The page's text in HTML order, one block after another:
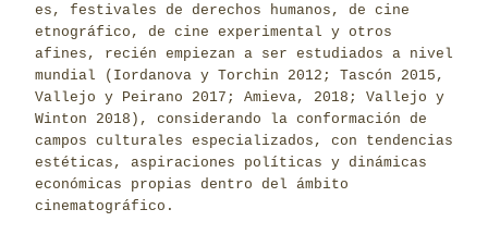
es, festivales de derechos humanos, de cine
etnográfico, de cine experimental y otros
afines, recién empiezan a ser estudiados a nivel
mundial (Iordanova y Torchin 2012; Tascón 2015,
Vallejo y Peirano 2017; Amieva, 2018; Vallejo y
Winton 2018), considerando la conformación de
campos culturales especializados, con tendencias
estéticas, aspiraciones políticas y dinámicas
económicas propias dentro del ámbito
cinematográfico.